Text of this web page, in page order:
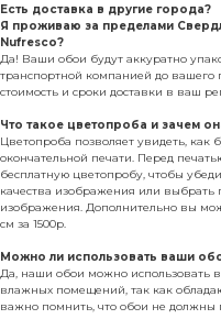
Есть доставка в другие города?
Я проживаю за пределами
Nufresco?
Да! Ваши обои будут аккуратно
транспортной компанией до вашего
стоимость и сроки доставки в ваш
Что такое цветопроба и зачем
Цветопроба позволяет увидеть, как
окончательной печати. Перед
бесплатную цветопробу, чтобы
качества изображения или выбрать
изображения. Дополнительно вы
см за 1500р.
Можно ли использовать ваши
Да, наши обои можно использовать
влажных помещений, так как
важно помнить, что обои не должны